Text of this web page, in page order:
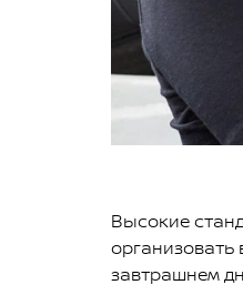
Высокие
завтрашнем